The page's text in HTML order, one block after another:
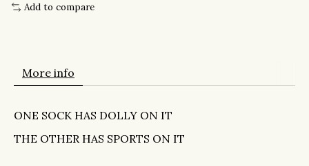
Add to compare
More info
ONE SOCK HAS DOLLY ON IT
THE OTHER HAS SPORTS ON IT